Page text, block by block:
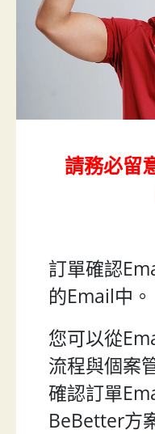
請務必留
訂單確認
的Email中。
您可以從
流程與個案
確認訂單
BeBetter方